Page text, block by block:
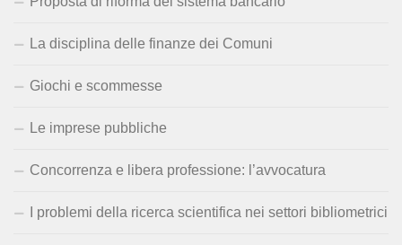
La disciplina delle finanze dei Comuni
Giochi e scommesse
Le imprese pubbliche
Concorrenza e libera professione: l’avvocatura
I problemi della ricerca scientifica nei settori bibliometrici